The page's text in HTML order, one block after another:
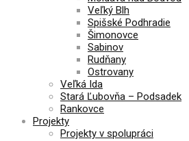
Veľký Blh
Spišské Podhradie
Šimonovce
Sabinov
Rudňany
Ostrovany
Veľká Ida
Stará Ľubovňa – Podsadek
Rankovce
Projekty
Projekty v spolupráci